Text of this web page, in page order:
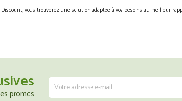
Discount, vous trouverez une solution adaptée à vos besoins au meilleur
promos